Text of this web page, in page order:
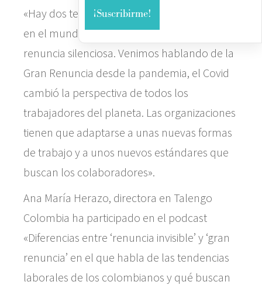
«Hay dos tendencias principales que imperan
en el mundo laboral, la gran renuncia y la
renuncia silenciosa. Venimos hablando de la
Gran Renuncia desde la pandemia, el Covid
cambió la perspectiva de todos los
trabajadores del planeta. Las organizaciones
tienen que adaptarse a unas nuevas formas
de trabajo y a unos nuevos estándares que
buscan los colaboradores».
Ana María Herazo, directora en Talengo
Colombia ha participado en el podcast
«Diferencias entre ‘renuncia invisible’ y ‘gran
renuncia’ en el que habla de las tendencias
laborales de los colombianos y qué buscan